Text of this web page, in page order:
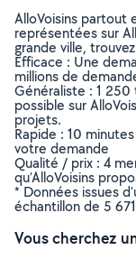
AlloVoisins partout
représentées sur
grande ville,
Efficace : Une
millions de
Généraliste : 1
possible sur
projets.
Rapide : 10
votre demande
Qualité / prix : 4
qu’AlloVoisins
* Données issues
échantillon de 5
Vous cherchez